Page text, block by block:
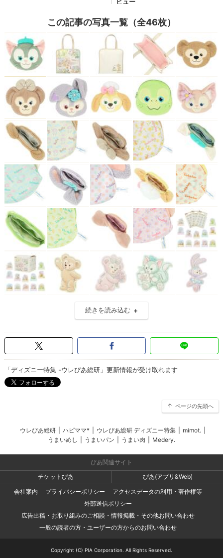
この記事の写真一覧（全46枚）
続きを読み込む
「ディズニー特集 -ウレぴあ総研」更新情報が受け取れます
ページの先頭へ
ウレぴあ総研 ハピママ* ウレぴあ総研 ディズニー特集 mimot.
うまいめし
うまいパン うまい肉 Medery.
ぴあ関連サイト
チケットぴあ
ぴあ(アプリ&Web)
会社案内
プライバシーポリシー
アクセスデータの利用・著作権等
外部送信ポリシー
広告出稿・お取り組みのご相談・情報掲載・その他お問い合わせ
一般の読者の方・ユーザーの方からのお問い合わせ
Copyright (C) PIA Corporation. All Rights Reserved.